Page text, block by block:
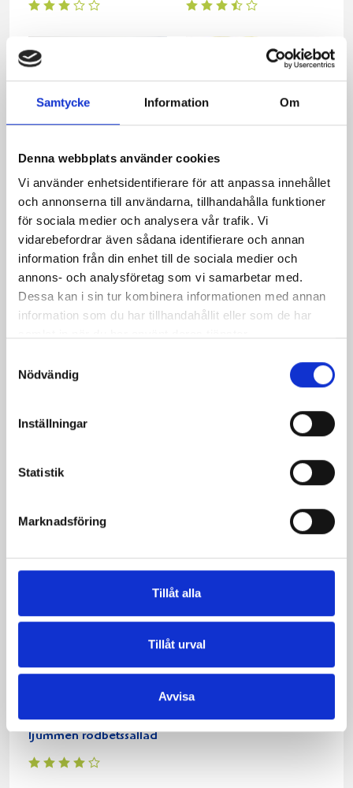
Samtycke Information Om
Denna webbplats använder cookies
Vi använder enhetsidentifierare för att anpassa innehållet
och annonserna till användarna, tillhandahålla funktioner
för sociala medier och analysera vår trafik. Vi
vidarebefordrar även sådana identifierare och annan
information från din enhet till de sociala medier och
annons- och analysföretag som vi samarbetar med.
Dessa kan i sin tur kombinera informationen med annan
information som du har tillhandahållit eller som de har
Nödvändig
Inställningar
Statistik
Marknadsföring
Tillåt alla
Tillåt urval
Avvisa
Vitello tonnato
Potatisformar med
Frittata med räkor,
färskpotatis och
ljummen rödbetssallad